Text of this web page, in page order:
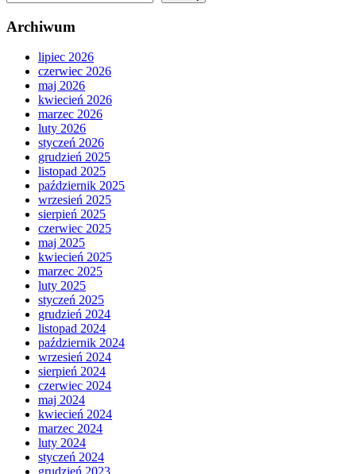
Archiwum
lipiec 2026
czerwiec 2026
maj 2026
kwiecień 2026
marzec 2026
luty 2026
styczeń 2026
grudzień 2025
listopad 2025
październik 2025
wrzesień 2025
sierpień 2025
czerwiec 2025
maj 2025
kwiecień 2025
marzec 2025
luty 2025
styczeń 2025
grudzień 2024
listopad 2024
październik 2024
wrzesień 2024
sierpień 2024
czerwiec 2024
maj 2024
kwiecień 2024
marzec 2024
luty 2024
styczeń 2024